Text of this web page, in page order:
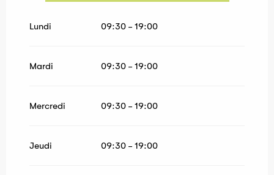
Lundi
09:30 - 19:00
Mardi 09:30 - 19:00
Mercredi 09:30 - 19:00
Jeudi 09:30 - 19:00